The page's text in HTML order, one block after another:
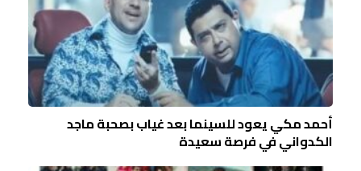
أحمد مكي يعود للسينما بعد غياب بصحبة ماجد
الكدواني في فرصة سعيدة